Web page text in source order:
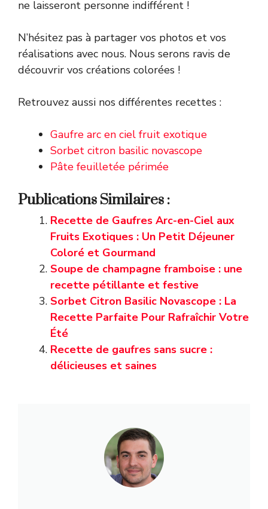
ne laisseront personne indifférent !
N’hésitez pas à partager vos photos et vos
réalisations avec nous. Nous serons ravis de
découvrir vos créations colorées !
Retrouvez aussi nos différentes recettes :
Gaufre arc en ciel fruit exotique
Sorbet citron basilic novascope
Pâte feuilletée périmée
Publications Similaires :
Recette de Gaufres Arc-en-Ciel aux
Fruits Exotiques : Un Petit Déjeuner
Coloré et Gourmand
Soupe de champagne framboise : une
recette pétillante et festive
Sorbet Citron Basilic Novascope : La
Recette Parfaite Pour Rafraîchir Votre
Été
Recette de gaufres sans sucre :
délicieuses et saines